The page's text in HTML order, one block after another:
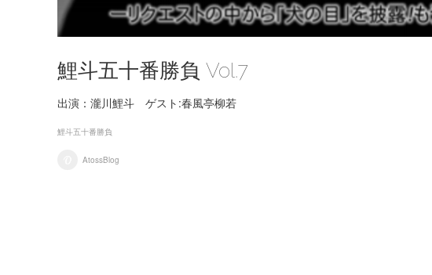
鯉斗五十番勝負 Vol.7
出演：瀧川鯉斗 ゲスト:春風亭柳若
鯉斗五十番勝負
AtossBlog